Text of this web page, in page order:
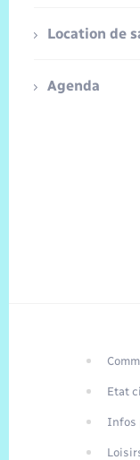
Location de
Agenda
Etat
Infos